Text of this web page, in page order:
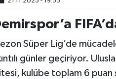
Süper Lig’de
günler geçiriyor.
kulübe toplam 6 puan